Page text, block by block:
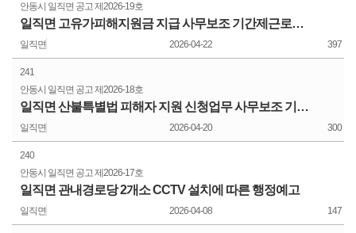
안동시 일직면 공고제2026-19호
일직면 고유가피해지원금 지급 사무보조 기간제근로자 채용 공고
일직면 2026-04-22 397
241
안동시 일직면 공고제2026-18호
일직면 산불특별법 피해자 지원 신청업무 사무보조 기간제근로자(4차) 모집 공고
일직면 2026-04-20 300
240
안동시 일직면 공고제2026-17호
일직면 관내경로당 2개소 CCTV 설치에 따른 행정예고
일직면 2026-04-08 147